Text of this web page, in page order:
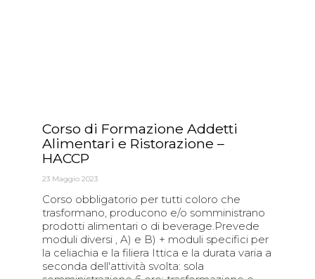
Corso di Formazione Addetti
Alimentari e Ristorazione –
HACCP
23 Maggio 2023
Corso obbligatorio per tutti coloro che
trasformano, producono e/o somministrano
prodotti alimentari o di beverage.Prevede
moduli diversi , A) e B) + moduli specifici per
la celiachia e la filiera Ittica e la durata varia a
seconda dell'attività svolta: sola